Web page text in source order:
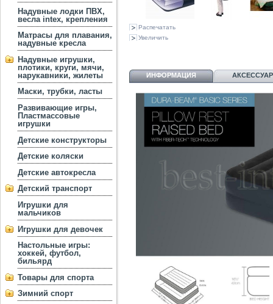
Надувные лодки ПВХ,
весла intex, крепления
Матрасы для плавания,
надувные кресла
Надувные игрушки,
плотики, круги, мячи,
нарукавники, жилеты
Маски, трубки, ласты
Развивающие игры,
Пластмассовые
игрушки
Детские конструкторы
Детские коляски
Детские автокресла
Детский транспорт
Игрушки для
мальчиков
Игрушки для девочек
Настольные игры:
хоккей, футбол,
бильярд
Товары для спорта
Зимний спорт
Распечатать
Увеличить
ИНФОРМАЦИЯ